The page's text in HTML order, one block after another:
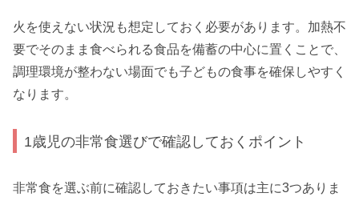
火を使えない状況も想定しておく必要があります。加熱不
要でそのまま食べられる食品を備蓄の中心に置くことで、
調理環境が整わない場面でも子どもの食事を確保しやすく
なります。
1歳児の非常食選びで確認しておくポイント
非常食を選ぶ前に確認しておきたい事項は主に3つありま